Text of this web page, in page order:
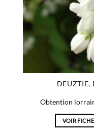
DEUZTIE,
Obtention
VOIR